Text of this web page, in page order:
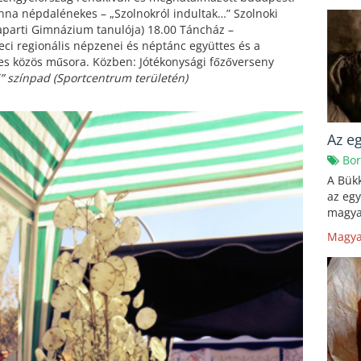
népdalénekes – „Szolnokról indultak…” Szolnoki
Gimnázium tanulója) 18.00 Táncház –
regionális népzenei és néptánc együttes és a
közös műsora. Közben: Jótékonysági főzőverseny
színpad (Sportcentrum területén)
Az
A
az